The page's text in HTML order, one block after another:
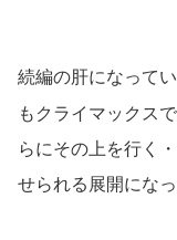
続編の肝になってい
もクライマックス
らにその上を行く
せられる展開になっ